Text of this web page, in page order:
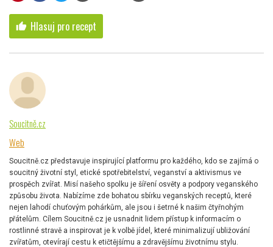
thumb_up Hlasuj pro recept
Soucitně.cz
Web
Soucitně.cz představuje inspirující platformu pro každého, kdo se zajímá o
soucitný životní styl, etické spotřebitelství, veganství a aktivismus ve
prospěch zvířat. Misí našeho spolku je šíření osvěty a podpory veganského
způsobu života. Nabízíme zde bohatou sbírku veganských receptů, které
nejen lahodí chuťovým pohárkům, ale jsou i šetrné k našim čtyřnohým
přátelům. Cílem Soucitně.cz je usnadnit lidem přístup k informacím o
rostlinné stravě a inspirovat je k volbě jídel, které minimalizují ubližování
zvířatům, otevírají cestu k etičtějšímu a zdravějšímu životnímu stylu.